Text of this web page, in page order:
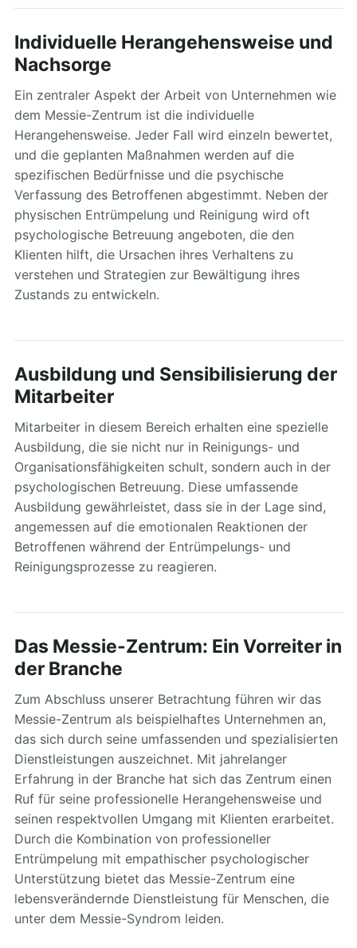
Individuelle Herangehensweise und
Nachsorge
Ein zentraler Aspekt der Arbeit von Unternehmen wie
dem Messie-Zentrum ist die individuelle
Herangehensweise. Jeder Fall wird einzeln bewertet,
und die geplanten Maßnahmen werden auf die
spezifischen Bedürfnisse und die psychische
Verfassung des Betroffenen abgestimmt. Neben der
physischen Entrümpelung und Reinigung wird oft
psychologische Betreuung angeboten, die den
Klienten hilft, die Ursachen ihres Verhaltens zu
verstehen und Strategien zur Bewältigung ihres
Zustands zu entwickeln.
Ausbildung und Sensibilisierung der
Mitarbeiter
Mitarbeiter in diesem Bereich erhalten eine spezielle
Ausbildung, die sie nicht nur in Reinigungs- und
Organisationsfähigkeiten schult, sondern auch in der
psychologischen Betreuung. Diese umfassende
Ausbildung gewährleistet, dass sie in der Lage sind,
angemessen auf die emotionalen Reaktionen der
Betroffenen während der Entrümpelungs- und
Reinigungsprozesse zu reagieren.
Das Messie-Zentrum: Ein Vorreiter in
der Branche
Zum Abschluss unserer Betrachtung führen wir das
Messie-Zentrum als beispielhaftes Unternehmen an,
das sich durch seine umfassenden und spezialisierten
Dienstleistungen auszeichnet. Mit jahrelanger
Erfahrung in der Branche hat sich das Zentrum einen
Ruf für seine professionelle Herangehensweise und
seinen respektvollen Umgang mit Klienten erarbeitet.
Durch die Kombination von professioneller
Entrümpelung mit empathischer psychologischer
Unterstützung bietet das Messie-Zentrum eine
lebensverändernde Dienstleistung für Menschen, die
unter dem Messie-Syndrom leiden.